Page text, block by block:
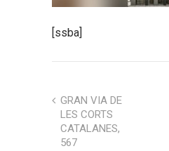
[ssba]
GRAN VIA DE
LES CORTS
CATALANES,
567